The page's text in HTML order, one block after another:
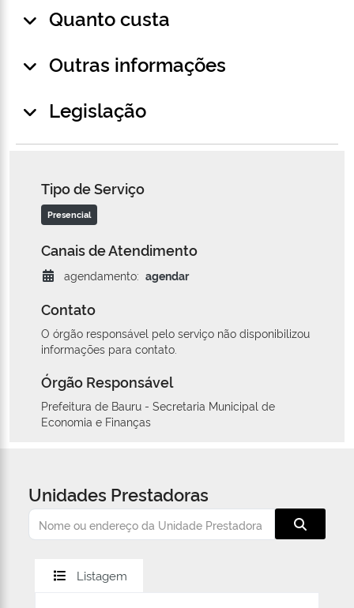
Quanto custa
Outras informações
Legislação
Tipo de Serviço
Presencial
Canais de Atendimento
agendamento: agendar
Contato
O órgão responsável pelo serviço não disponibilizou
informações para contato.
Órgão Responsável
Prefeitura de Bauru - Secretaria Municipal de
Economia e Finanças
Unidades Prestadoras
Listagem